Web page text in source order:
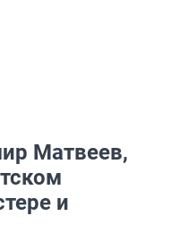
Матвеев,
и